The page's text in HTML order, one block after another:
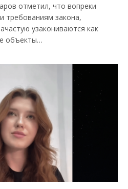
отметил, что вопреки
требованиям закона,
узакониваются как
объекты…